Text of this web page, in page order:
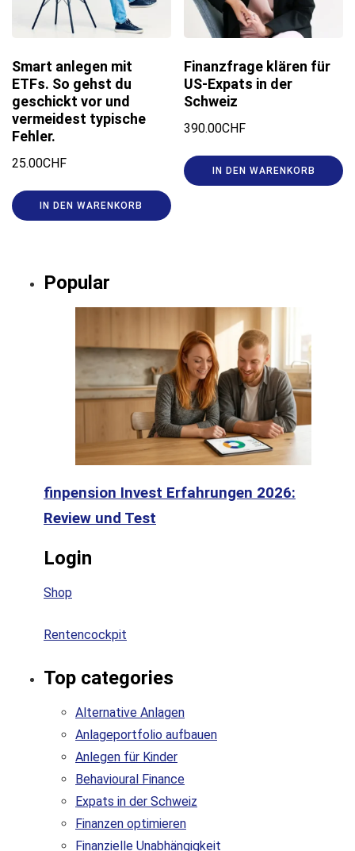
Smart anlegen mit
ETFs. So gehst du
geschickt vor und
vermeidest typische
Fehler.
25.00CHF
IN DEN WARENKORB
Finanzfrage klären für
US-Expats in der
Schweiz
390.00CHF
IN DEN WARENKORB
Popular
finpension Invest Erfahrungen 2026:
Review und Test
Login
Shop
Rentencockpit
Top categories
Alternative Anlagen
Anlageportfolio aufbauen
Anlegen für Kinder
Behavioural Finance
Expats in der Schweiz
Finanzen optimieren
Finanzielle Unabhängigkeit